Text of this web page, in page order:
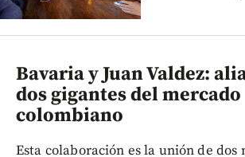
Bavaria y Juan Valdez:
dos gigantes del mercado
colombiano
Esta colaboración es la unión de dos